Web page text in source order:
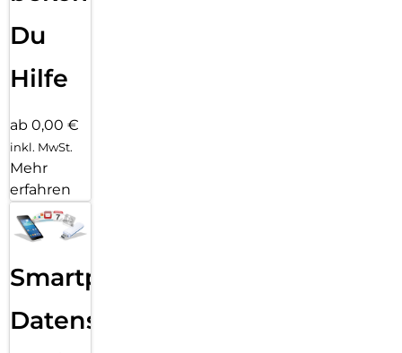
Du
Hilfe
ab 0,00 €
inkl. MwSt.
Mehr
erfahren
Smartphone
Datensicherung